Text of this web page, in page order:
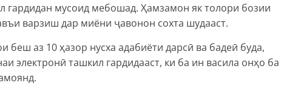
гардидан мусоид мебошад. Ҳамзамон як толори бозии
варзиш дар миёни ҷавонон сохта шудааст.
беш аз 10 ҳазор нусха адабиёти дарсӣ ва бадеӣ буда,
электронӣ ташкил гардидааст, ки ба ин васила онҳо ба